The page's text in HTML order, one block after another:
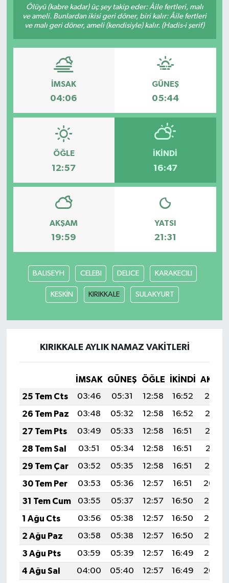
Ölüyü (kabre kadar) üç şey takip eder: Âile fertleri, malı
ve ameli. Bunlardan ikisi geri döner, biri kalır: Âile fertleri
ve malı geri döner, ameli (kendisiyle) kalır. (Hadis-i şerif)
İMSAK
04:06
GÜNEŞ
05:44
ÖĞLE
12:57
İKINDI
16:47
AKŞAM
19:59
YATSI
21:31
BALISEYH CELEBI DELICE KARAKECILI
KESKİN KIRIKKALE SULAKYURT
KIRIKKALE AYLIK NAMAZ VAKITLERI
İMSAK GÜNEŞ ÖĞLE İKINDI
25 Tem Cts
03:46 05:31 12:58 16:52
20:14
26 Tem Paz
03:48 05:32 12:58 16:52
20:13
27 Tem Pts
03:49 05:33 12:58 16:51
20:12
28 Tem Sal
03:51 05:34 12:58 16:51
20:11
29 Tem Çar
03:52 05:35 12:58 16:51
20:10
30 Tem Per
03:53 05:36 12:57 16:51
20:09
31 Tem Cum
03:55 05:37 12:57 16:50
20:08
1 Ağu Cts
03:56 05:38 12:57 16:50
20:07
2 Ağu Paz
03:58 05:38 12:57 16:50
20:06
3 Ağu Pts
03:59 05:39 12:57 16:49
20:05
4 Ağu Sal
04:00 05:40 12:57 16:49
20:04